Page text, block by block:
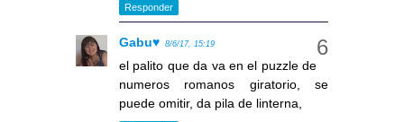
Responder
Gabu♥ 8/6/17, 15:19
el palito que da va en el puzzle de
numeros romanos giratorio, se
puede omitir, da pila de linterna,